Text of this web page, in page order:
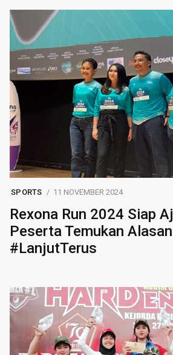
SPORTS 11 NOVEMBER 2024
Rexona Run 2024 Siap
Peserta Temukan
#LanjutTerus